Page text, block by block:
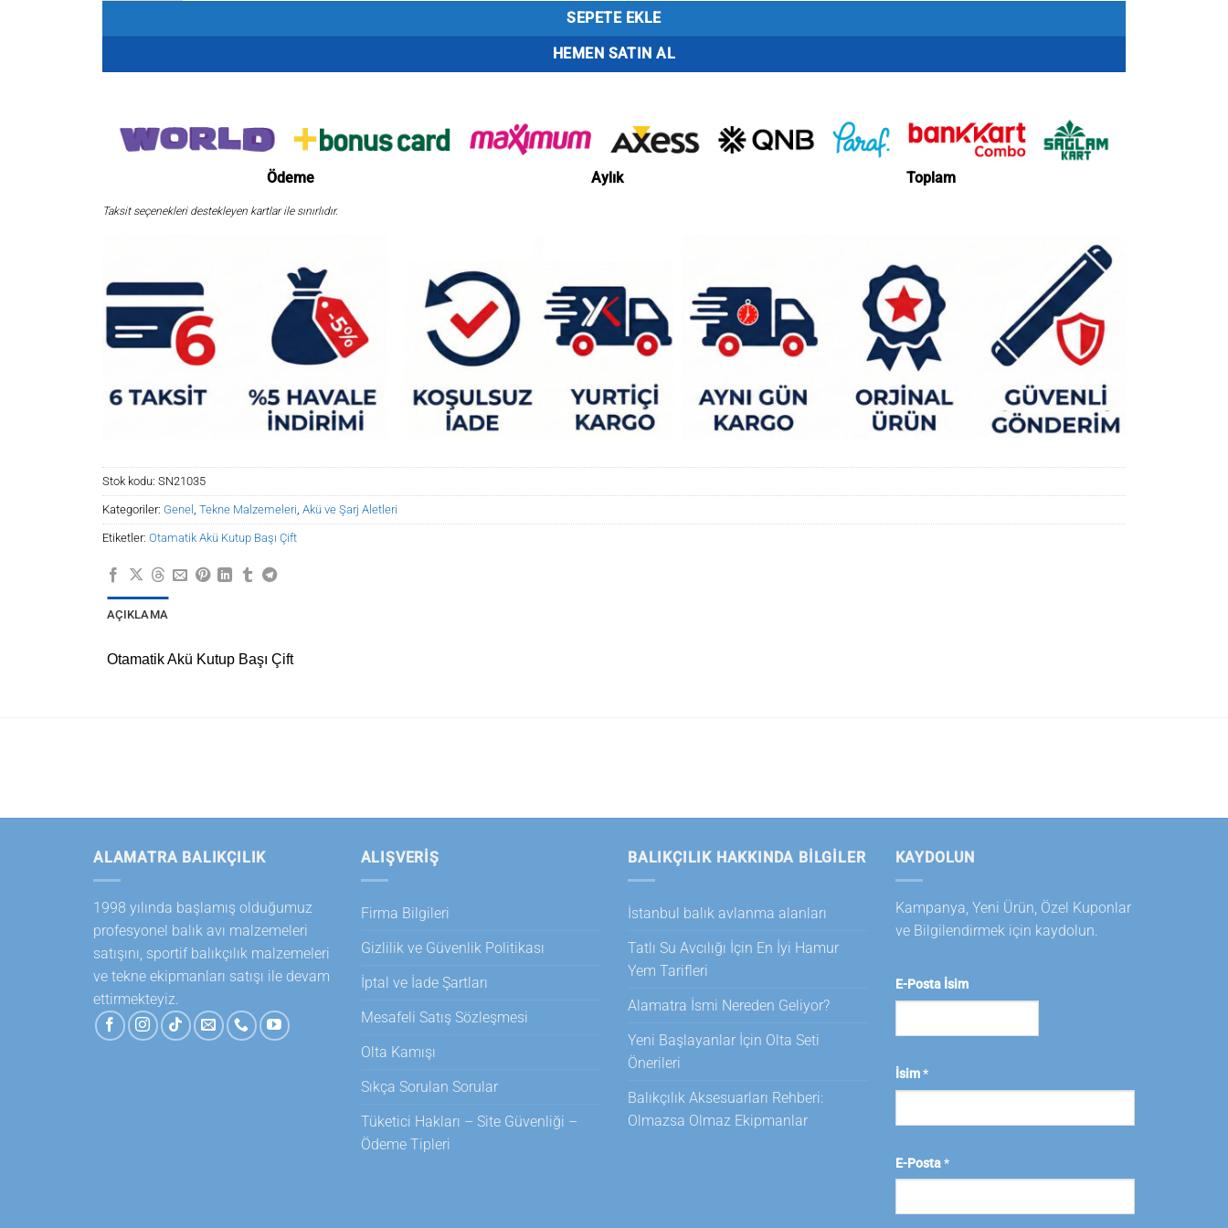
SEPETE EKLE
HEMEN SATIN AL
Ödeme Aylık Toplam
Taksit seçenekleri destekleyen kartlar ile sınırlıdır.
Stok kodu: SN21035
Kategoriler: Genel Tekne Malzemeleri Akü ve Şarj Aletleri
Etiketler: Otamatik Akü Kutup Başı Çift
AÇIKLAMA
Otamatik Akü Kutup Başı Çift
ALAMATRA BALIKÇILIK
1998 yılında başlamış olduğumuz
profesyonel balık avı malzemeleri
satışını, sportif balıkçılık malzemeleri
ve tekne ekipmanları satışı ile devam
ettirmekteyiz.
ALIŞVERİŞ
Firma Bilgileri
Gizlilik ve Güvenlik Politikası
İptal ve İade Şartları
Mesafeli Satış Sözleşmesi
Olta Kamışı
Sıkça Sorulan Sorular
Tüketici Hakları – Site Güvenliği –
Ödeme Tipleri
BALIKÇILIK HAKKINDA BILGILER
İstanbul balık avlanma alanları
Tatlı Su Avcılığı İçin En İyi Hamur
Yem Tarifleri
Alamatra İsmi Nereden Geliyor?
Yeni Başlayanlar İçin Olta Seti
Önerileri
Balıkçılık Aksesuarları Rehberi:
Olmazsa Olmaz Ekipmanlar
KAYDOLUN
Kampanya, Yeni Ürün, Özel Kuponlar
ve Bilgilendirmek için kaydolun.
E-Posta İsim
İsim*
E-Posta*